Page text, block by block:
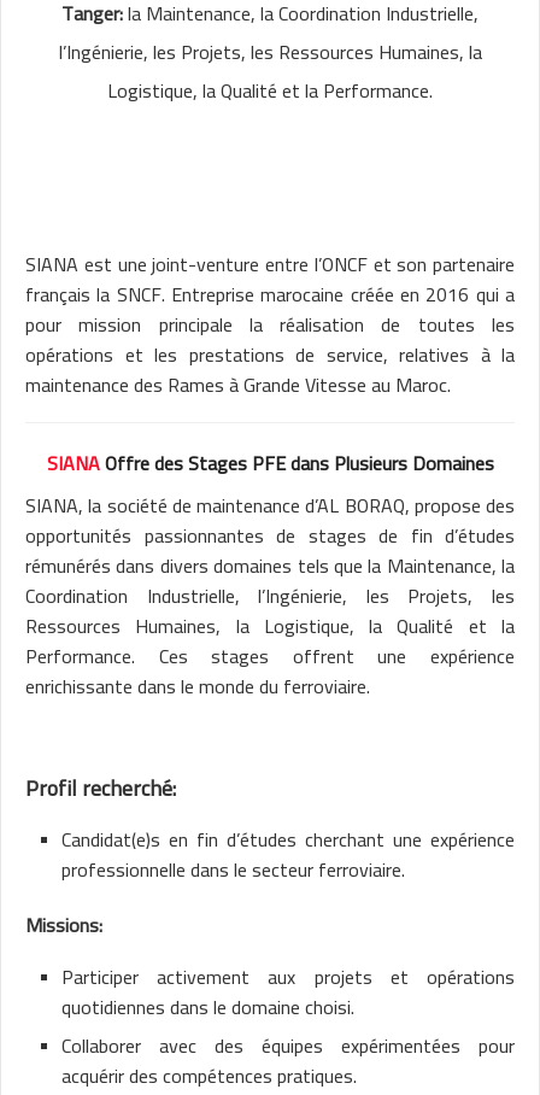
Tanger:la Maintenance, la Coordination Industrielle,
l’Ingénierie, les Projets, les Ressources Humaines, la
Logistique, la Qualité et la Performance.
SIANA est une joint-venture entre l’ONCF et son partenaire
français la SNCF. Entreprise marocaine créée en 2016 qui a
pour mission principale la réalisation de toutes les
opérations et les prestations de service, relatives à la
maintenance des Rames à Grande Vitesse au Maroc.
SIANAOffre des Stages PFE dans Plusieurs Domaines
SIANA, la société de maintenance d’AL BORAQ, propose des
opportunités passionnantes de stages de fin d’études
rémunérés dans divers domaines tels que la Maintenance, la
Coordination Industrielle, l’Ingénierie, les Projets, les
Ressources Humaines, la Logistique, la Qualité et la
Performance. Ces stages offrent une expérience
enrichissante dans le monde du ferroviaire.
Profil recherché:
Candidat(e)s en fin d’études cherchant une expérience
professionnelle dans le secteur ferroviaire.
Missions:
Participer activement aux projets et opérations
quotidiennes dans le domaine choisi.
Collaborer avec des équipes expérimentées pour
acquérir des compétences pratiques.